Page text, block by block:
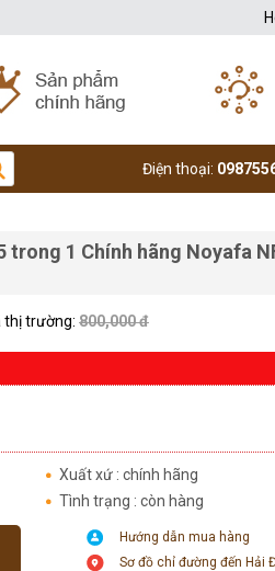
Điện thoại:
trong 1 Chính hãng Noyafa
thị trường: 800,000 đ
Xuất xứ : chính hãng
Tình trạng : còn hàng
Hướng dẫn mua hàng
Sơ đồ chỉ đường đến Hải